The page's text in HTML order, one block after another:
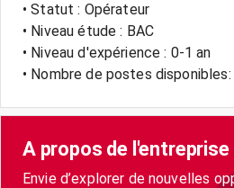
• Statut : Opérateur
• Niveau étude : BAC
• Niveau d'expérience : 0-1 an
• Nombre de postes disponibles:
A propos de l'entreprise
Envie d’explorer de nouvelles